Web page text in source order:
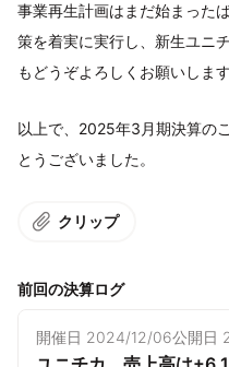
事業再生計画はまだ始まった
策を着実に実行し、新生ユニ
もどうぞよろしくお願いします
以上で、2025年3月期決算の
とうございました。
クリップ
前回の決算ログ
開催日 2024/12/06公開日